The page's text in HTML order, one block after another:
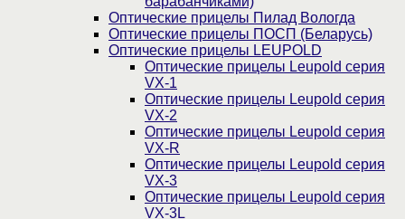
Оптические прицелы Пилад Вологда
Оптические прицелы ПОСП (Беларусь)
Оптические прицелы LEUPOLD
Оптические прицелы Leupold серия
VX-1
Оптические прицелы Leupold серия
VX-2
Оптические прицелы Leupold серия
VX-R
Оптические прицелы Leupold серия
VX-3
Оптические прицелы Leupold серия
VX-3L